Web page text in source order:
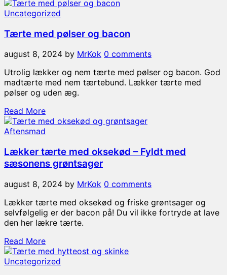
Uncategorized
Tærte med pølser og bacon
august 8, 2024 by MrKok 0 comments
Utrolig lækker og nem tærte med pølser og bacon. God
madtærte med nem tærtebund. Lækker tærte med
pølser og uden æg.
Read More
Aftensmad
Lækker tærte med oksekød – Fyldt med
sæsonens grøntsager
august 8, 2024 by MrKok 0 comments
Lækker tærte med oksekød og friske grøntsager og
selvfølgelig er der bacon på! Du vil ikke fortryde at lave
den her lækre tærte.
Read More
Uncategorized